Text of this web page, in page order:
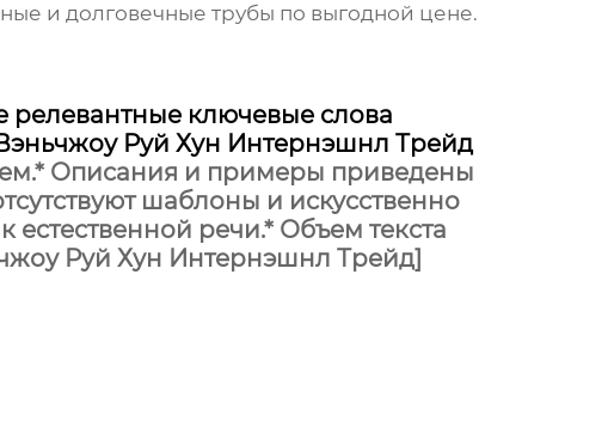
и долговечные трубы по выгодной цене.
релевантные ключевые слова
Руй Хун Интернэшнл Трейд
Описания и примеры приведены
шаблоны и искусственно
речи.* Объем текста
Руй Хун Интернэшнл Трейд]